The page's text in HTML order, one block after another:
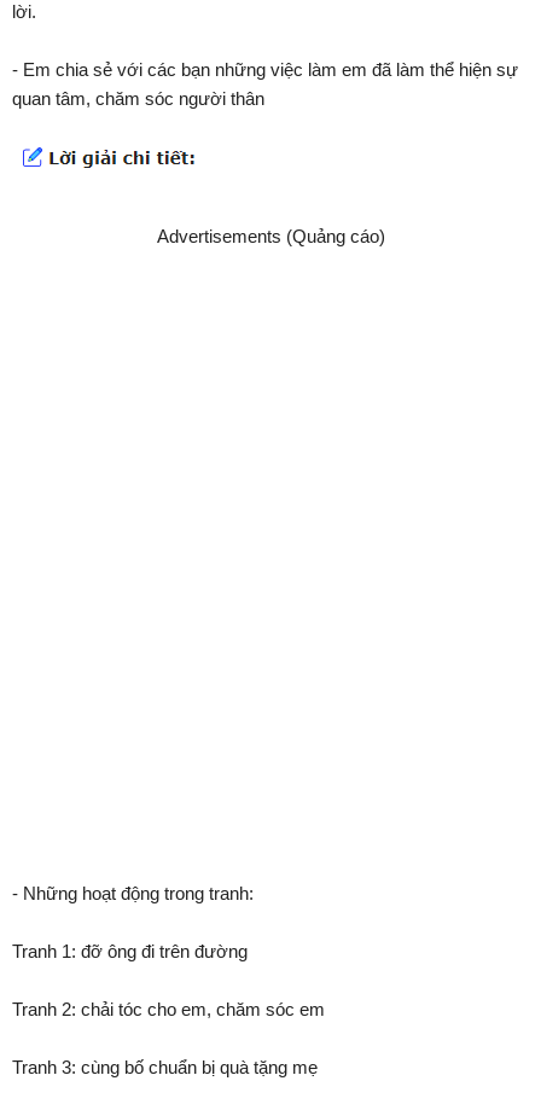
lời.
- Em chia sẻ với các bạn những việc làm em đã làm thể hiện sự
quan tâm, chăm sóc người thân
Advertisements (Quảng cáo)
- Những hoạt động trong tranh:
Tranh 1: đỡ ông đi trên đường
Tranh 2: chải tóc cho em, chăm sóc em
Tranh 3: cùng bố chuẩn bị quà tặng mẹ